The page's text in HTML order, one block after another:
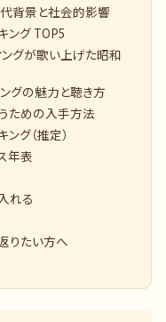
代背景と社会的影響
ング TOP5
ングが歌い上げた昭和
グの魅力と聴き方
ための入手方法
グ（推定）
年表
れる
りたい方へ